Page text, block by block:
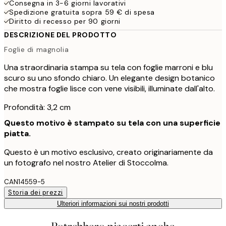
Consegna in 3-6 giorni lavorativi
Spedizione gratuita sopra 59 € di spesa
Diritto di recesso per 90 giorni
DESCRIZIONE DEL PRODOTTO
Foglie di magnolia
Una straordinaria stampa su tela con foglie marroni e blu
scuro su uno sfondo chiaro. Un elegante design botanico
che mostra foglie lisce con vene visibili, illuminate dall'alto.
Profondità: 3,2 cm
Questo motivo è stampato su tela con una superficie
piatta.
Questo è un motivo esclusivo, creato originariamente da
un fotografo nel nostro Atelier di Stoccolma.
CAN14559-5
Storia dei prezzi
Ulteriori informazioni sui nostri prodotti